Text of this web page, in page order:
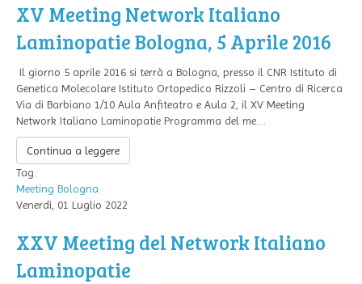
XV Meeting Network Italiano
Laminopatie Bologna, 5 Aprile 2016
Il giorno 5 aprile 2016 si terrà a Bologna, presso il CNR Istituto di
Genetica Molecolare Istituto Ortopedico Rizzoli – Centro di Ricerca
Via di Barbiano 1/10 Aula Anfiteatro e Aula 2, il XV Meeting
Network Italiano Laminopatie Programma del me....
Continua a leggere
Tag:
Meeting Bologna
Venerdì, 01 Luglio 2022
XXV Meeting del Network Italiano
Laminopatie